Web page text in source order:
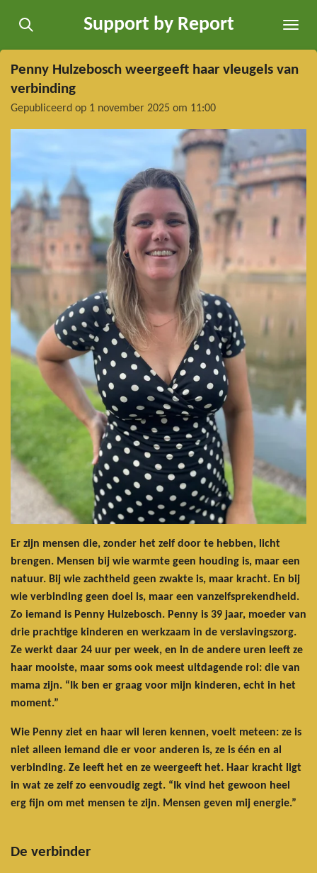
direct
naar
de
hoofdinhoud
Support by Report
Penny Hulzebosch weergeeft haar vleugels van
verbinding
Gepubliceerd op 1 november 2025 om 11:00
Er zijn mensen die, zonder het zelf door te hebben, licht
brengen. Mensen bij wie warmte geen houding is, maar een
natuur. Bij wie zachtheid geen zwakte is, maar kracht. En bij
wie verbinding geen doel is, maar een vanzelfsprekendheid.
Zo iemand is Penny Hulzebosch. Penny is 39 jaar, moeder van
drie prachtige kinderen en werkzaam in de verslavingszorg.
Ze werkt daar 24 uur per week, en in de andere uren leeft ze
haar mooiste, maar soms ook meest uitdagende rol: die van
mama zijn. “Ik ben er graag voor mijn kinderen, echt in het
moment.”
Wie Penny ziet en haar wil leren kennen, voelt meteen: ze is
niet alleen iemand die er voor anderen is, ze is één en al
verbinding. Ze leeft het en ze weergeeft het. Haar kracht ligt
in wat ze zelf zo eenvoudig zegt. “Ik vind het gewoon heel
erg fijn om met mensen te zijn. Mensen geven mij energie.”
De verbinder